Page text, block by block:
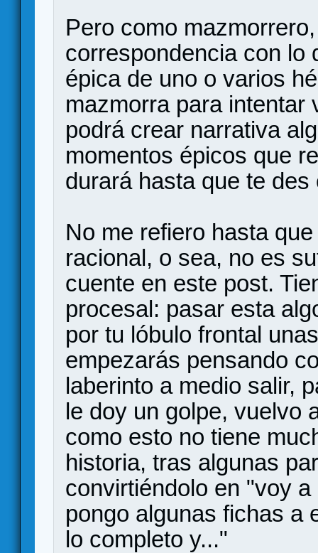
Pero como
correspondencia con lo
épica de uno o varios
mazmorra para intentar
podrá crear narrativa
momentos épicos que
durará hasta que te
No me refiero hasta
racional, o sea, no es
cuente en este post.
procesal: pasar esta
por tu lóbulo frontal
empezarás pensando
laberinto a medio salir,
le doy un golpe, vuelvo
como esto no tiene
historia, tras algunas
convirtiéndolo en "voy
pongo algunas fichas a
lo completo y..."